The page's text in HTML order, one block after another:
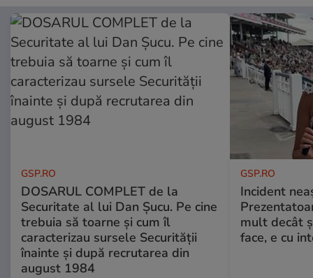
GSP.RO
DOSARUL COMPLET de la
Securitate al lui Dan Șucu. Pe cine
trebuia să toarne și cum îl
caracterizau sursele Securității
înainte și după recrutarea din
august 1984
GSP.RO
Incident
mult decât
face, e cu